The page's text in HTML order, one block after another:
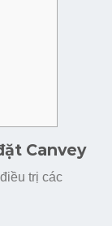
Canvey
trị các